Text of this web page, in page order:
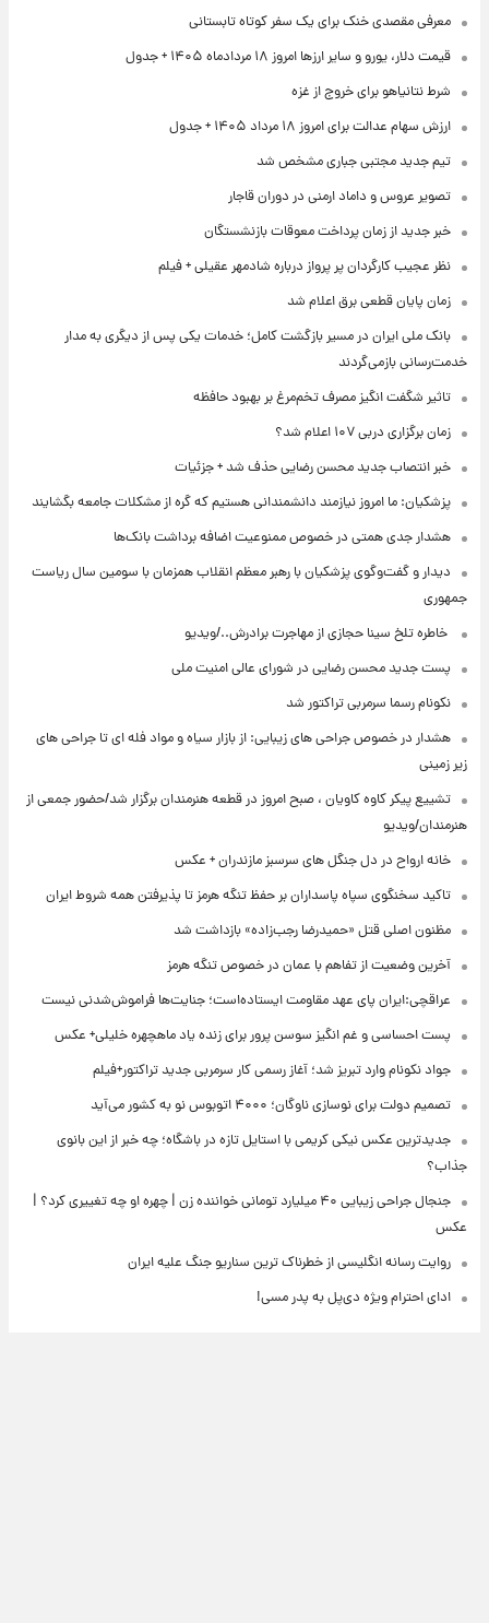
معرفی مقصدی خنک برای یک سفر کوتاه تابستانی
قیمت دلار، یورو و سایر ارزها امروز ۱۸ مردادماه ۱۴۰۵ + جدول
شرط نتانیاهو برای خروج از غزه
ارزش سهام عدالت برای امروز ۱۸ مرداد ۱۴۰۵ + جدول
تیم جدید مجتبی جباری مشخص شد
تصویر عروس و داماد ارمنی در دوران قاجار
خبر جدید از زمان پرداخت معوقات بازنشستگان
نظر عجیب کارگردان پر پرواز درباره شادمهر عقیلی + فیلم
زمان پایان قطعی برق اعلام شد
بانک ملی ایران در مسیر بازگشت کامل؛ خدمات یکی پس از دیگری به مدار
خدمت‌رسانی بازمی‌گردند
تاثیر شگفت انگیز مصرف تخم‌مرغ بر بهبود حافظه
زمان برگزاری دربی ۱۰۷ اعلام شد؟
خبر انتصاب جدید محسن رضایی حذف شد + جزئیات
پزشکیان: ما امروز نیازمند دانشمندانی هستیم که گره از مشکلات جامعه بگشایند
هشدار جدی همتی در خصوص ممنوعیت اضافه ‌برداشت بانک‌ها
دیدار و گفت‌وگوی پزشکیان با رهبر معظم انقلاب همزمان با سومین سال ریاست
جمهوری
⁨ خاطره تلخ سینا حجازی از مهاجرت برادرش../ویدیو
پست جدید محسن رضایی در شورای عالی امنیت ملی
نکونام رسما سرمربی تراکتور شد
هشدار در خصوص جراحی های زیبایی: از بازار سیاه و مواد فله ای تا جراحی های
زیر زمینی
تشییع پیکر کاوه کاویان ، صبح امروز در قطعه هنرمندان برگزار شد/حضور جمعی از
هنرمندان/ویدیو
خانه ارواح در دل جنگل های سرسبز مازندران + عکس
تاکید سخنگوی سپاه پاسداران بر حفظ تنگه هرمز تا پذیرفتن همه شروط ایران
مظنون اصلی قتل «حمیدرضا رجب‌زاده» بازداشت شد
آخرین وضعیت از تفاهم با عمان در خصوص تنگه هرمز
عراقچی:ایران پای عهد مقاومت ایستاده‌است؛ جنایت‌ها فراموش‌شدنی نیست
پست احساسی و غم انگیز سوسن پرور برای زنده یاد ماهچهره خلیلی+ عکس
جواد نکونام وارد تبریز شد؛ آغاز رسمی کار سرمربی جدید تراکتور+فیلم
تصمیم دولت برای نوسازی ناوگان؛ ۴۰۰۰ اتوبوس نو به کشور می‌آید
جدیدترین عکس نیکی کریمی با استایل تازه در باشگاه؛ چه خبر از این بانوی
جذاب؟
جنجال جراحی زیبایی ۴۰ میلیارد تومانی خواننده زن | چهره او چه تغییری کرد؟ |
عکس
روایت رسانه انگلیسی از خطرناک ترین سناریو جنگ علیه ایران
ادای احترام ویژه دی‌پل به پدر مسی!